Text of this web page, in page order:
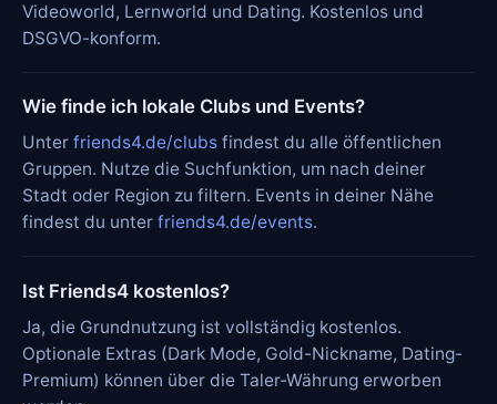
Videoworld, Lernworld und Dating. Kostenlos und
DSGVO-konform.
Wie finde ich lokale Clubs und Events?
Unter friends4.de/clubs findest du alle öffentlichen
Gruppen. Nutze die Suchfunktion, um nach deiner
Stadt oder Region zu filtern. Events in deiner Nähe
findest du unter friends4.de/events.
Ist Friends4 kostenlos?
Ja, die Grundnutzung ist vollständig kostenlos.
Optionale Extras (Dark Mode, Gold-Nickname, Dating-
Premium) können über die Taler-Währung erworben